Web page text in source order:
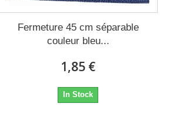
Fermeture 45 cm séparable
couleur bleu...
1,85 €
In Stock